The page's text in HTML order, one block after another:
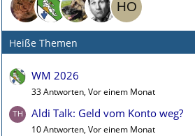
Heiße Themen
WM 2026
33 Antworten, Vor einem Monat
Aldi Talk: Geld vom Konto weg?
10 Antworten, Vor einem Monat